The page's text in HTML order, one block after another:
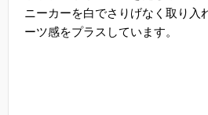
ニーカーを白でさりげなく取り入
ーツ感をプラスしています。